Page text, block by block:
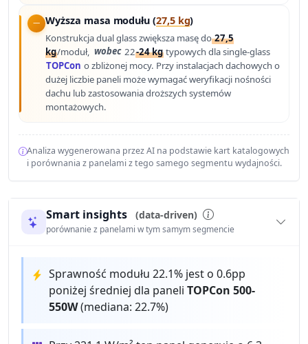
Wyższa masa modułu (27,5 kg)
Konstrukcja dual glass zwiększa masę do27,5
kg/moduł, wobec 22-24 kg typowych dla single-glass
TOPCon o zbliżonej mocy. Przy instalacjach dachowych o
dużej liczbie paneli może wymagać weryfikacji nośności
dachu lub zastosowania droższych systemów
montażowych.
Analiza wygenerowana przez AI na podstawie kart katalogowych
i porównania z panelami z tego samego segmentu wydajności.
Smart insights (data-driven)
porównanie z panelami w tym samym segmencie
Sprawność modułu 22.1% jest o 0.6pp
poniżej średniej dla paneliTOPCon 500-
550W(mediana: 22.7%)